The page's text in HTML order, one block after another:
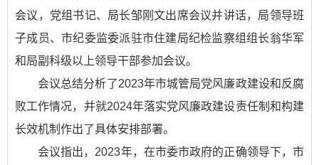
会议，党组书记、局长邹刚文出席会议并讲话，局领导班
子成员、市纪委监委派驻市住建局纪检监察组组长翁华军
和局副科级以上领导干部参加会议。
会议总结分析了2023年市城管局党风廉政建设和反腐
败工作情况，并就2024年落实党风廉政建设责任制和构建
长效机制作出了具体安排部署。
会议指出，2023年，在市委市政府的正确领导下，市